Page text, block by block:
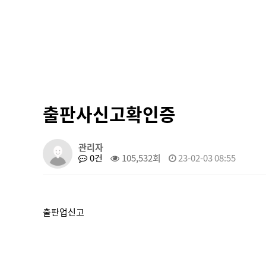
출판사신고확인증
관리자
0건
105,532회 23-02-03 08:55
출판업신고